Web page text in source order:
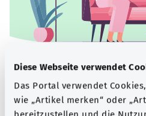
Diese Webseite verwendet
Das Portal verwendet
wie „Artikel merken“ oder
Beratung und Hilfe
Eine Auswahl verschiedener
Informationsangebote zu